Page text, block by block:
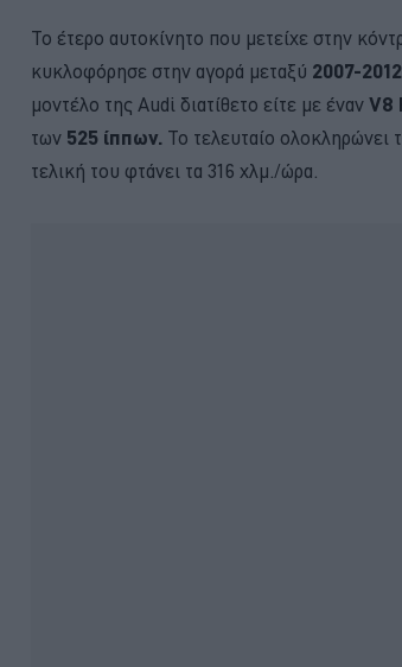
Το έτερο αυτοκίνητο που μετείχε στην
κυκλοφόρησε στην αγορά μεταξύ 2007-2012
μοντέλο της Audi διατίθετο είτε με έναν V8
των 525 ίππων. Το τελευταίο ολοκληρώνει
τελική του φτάνει τα 316 χλμ./ώρα.